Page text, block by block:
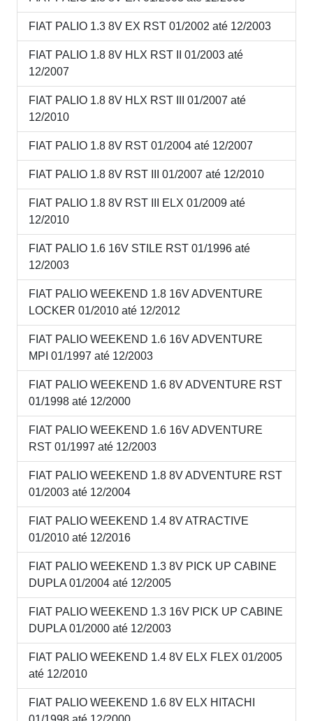
FIAT PALIO 1.3 8V EX RST 01/2002 até 12/2003
FIAT PALIO 1.8 8V HLX RST II 01/2003 até
12/2007
FIAT PALIO 1.8 8V HLX RST III 01/2007 até
12/2010
FIAT PALIO 1.8 8V RST 01/2004 até 12/2007
FIAT PALIO 1.8 8V RST III 01/2007 até 12/2010
FIAT PALIO 1.8 8V RST III ELX 01/2009 até
12/2010
FIAT PALIO 1.6 16V STILE RST 01/1996 até
12/2003
FIAT PALIO WEEKEND 1.8 16V ADVENTURE
LOCKER 01/2010 até 12/2012
FIAT PALIO WEEKEND 1.6 16V ADVENTURE
MPI 01/1997 até 12/2003
FIAT PALIO WEEKEND 1.6 8V ADVENTURE RST
01/1998 até 12/2000
FIAT PALIO WEEKEND 1.6 16V ADVENTURE
RST 01/1997 até 12/2003
FIAT PALIO WEEKEND 1.8 8V ADVENTURE RST
01/2003 até 12/2004
FIAT PALIO WEEKEND 1.4 8V ATRACTIVE
01/2010 até 12/2016
FIAT PALIO WEEKEND 1.3 8V PICK UP CABINE
DUPLA 01/2004 até 12/2005
FIAT PALIO WEEKEND 1.3 16V PICK UP CABINE
DUPLA 01/2000 até 12/2003
FIAT PALIO WEEKEND 1.4 8V ELX FLEX 01/2005
até 12/2010
FIAT PALIO WEEKEND 1.6 8V ELX HITACHI